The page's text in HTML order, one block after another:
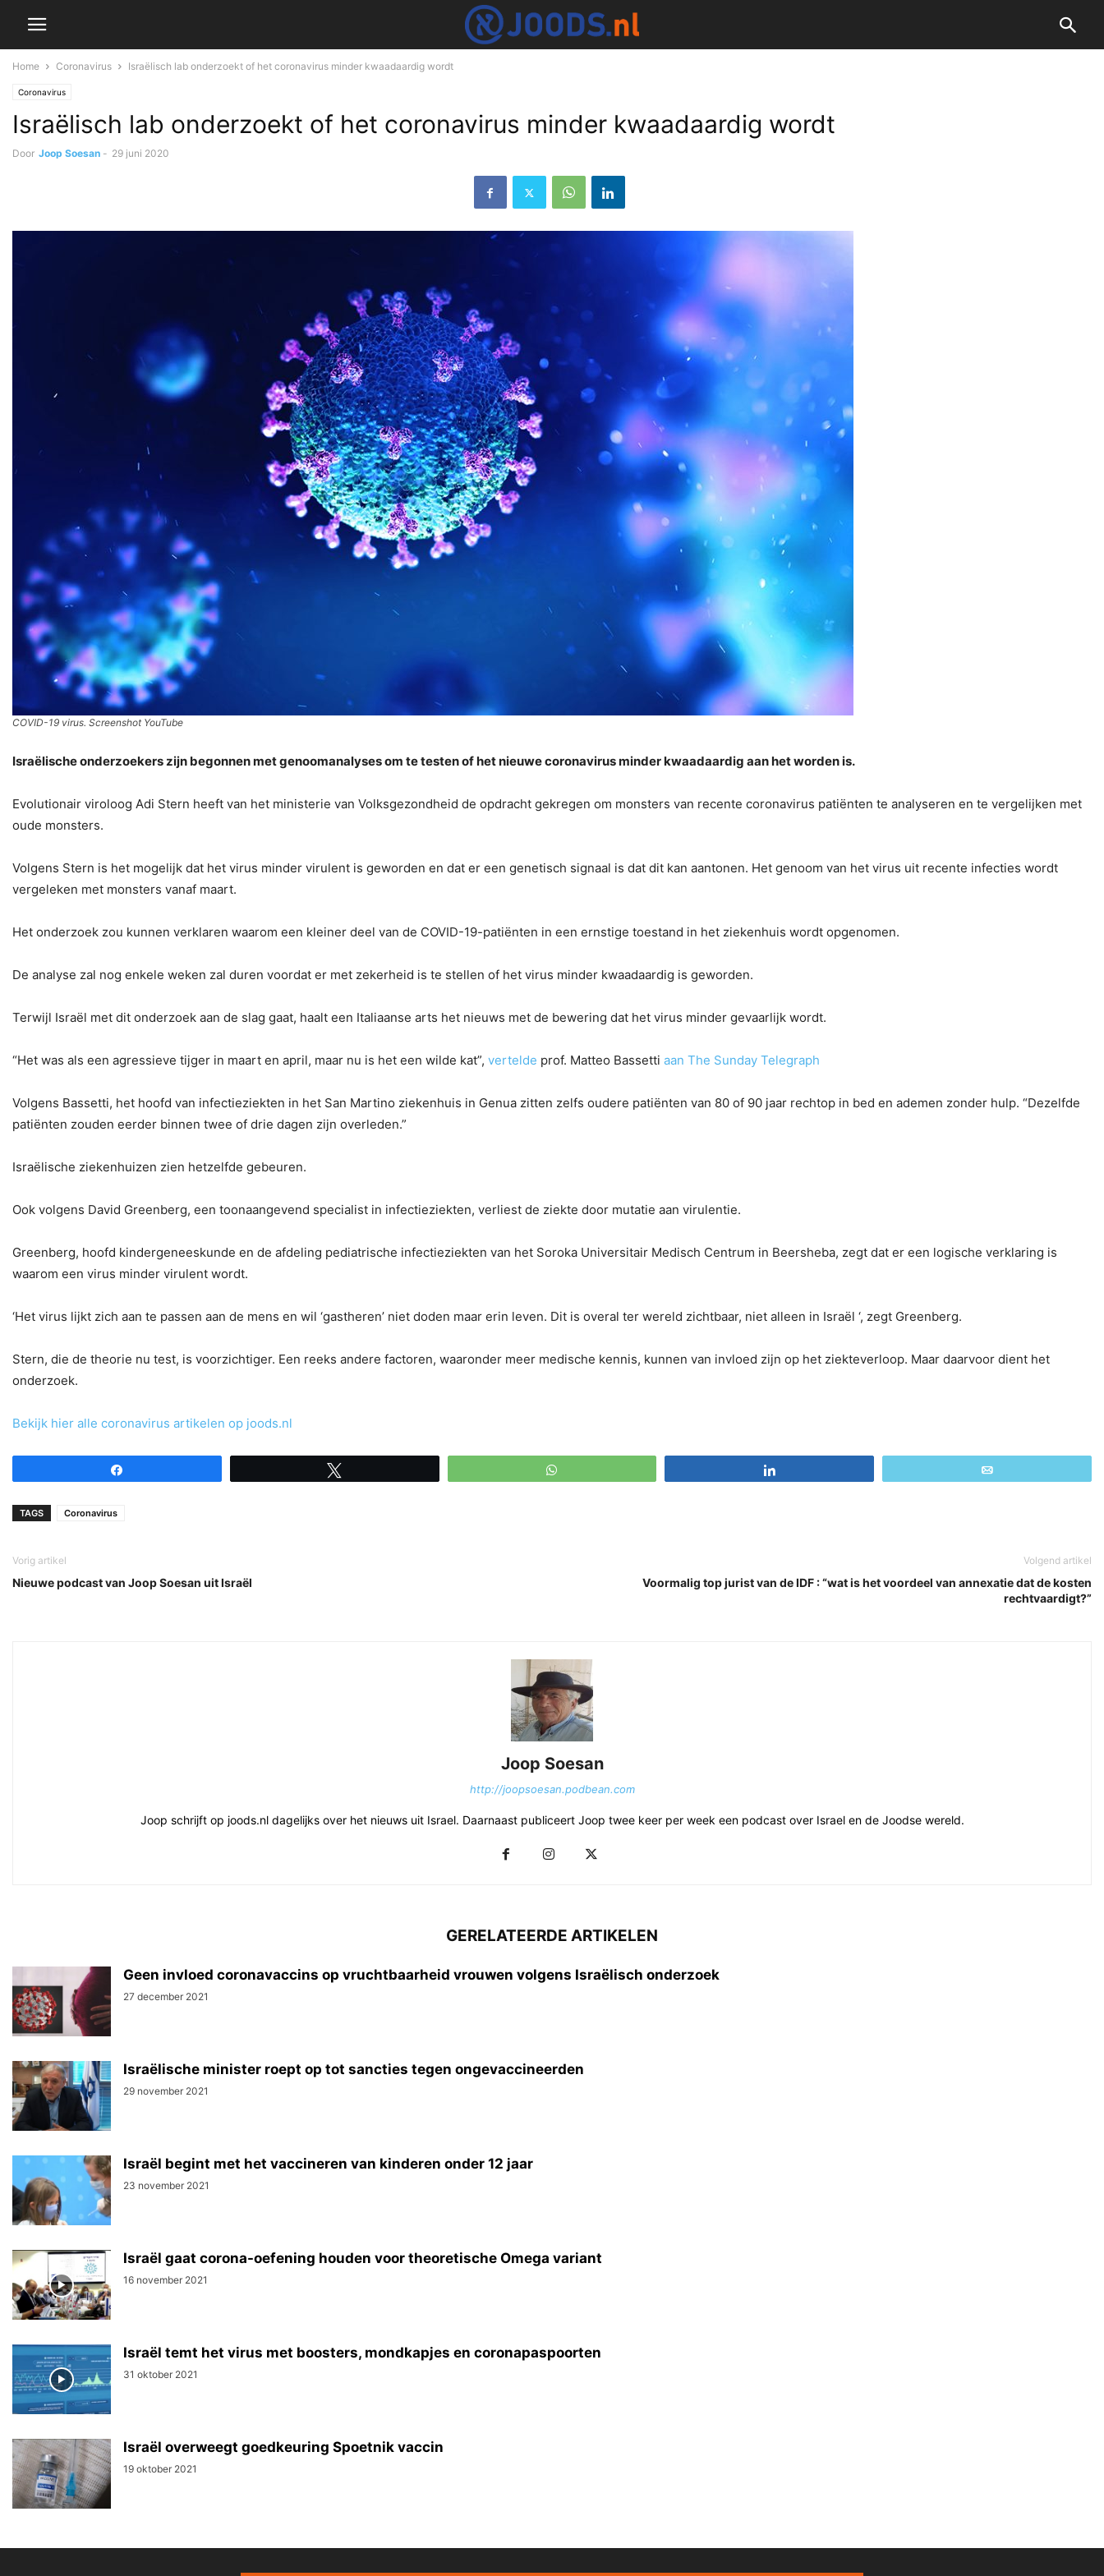
Home Coronavirus Israëlisch lab onderzoekt of het coronavirus minder kwaadaardig wordt
Coronavirus
Israëlisch lab onderzoekt of het coronavirus minder kwaadaardig wordt
Door Joop Soesan - 29 juni 2020
COVID-19 virus. Screenshot YouTube
Israëlische onderzoekers zijn begonnen met genoomanalyses om te testen of het nieuwe coronavirus minder kwaadaardig aan het worden is.
Evolutionair viroloog Adi Stern heeft van het ministerie van Volksgezondheid de opdracht gekregen om monsters van recente coronavirus patiënten te analyseren en te vergelijken met
oude monsters.
Volgens Stern is het mogelijk dat het virus minder virulent is geworden en dat er een genetisch signaal is dat dit kan aantonen. Het genoom van het virus uit recente infecties wordt
vergeleken met monsters vanaf maart.
Het onderzoek zou kunnen verklaren waarom een ​​kleiner deel van de COVID-19-patiënten in een ernstige toestand in het ziekenhuis wordt opgenomen.
De analyse zal nog enkele weken zal duren voordat er met zekerheid is te stellen of het virus minder kwaadaardig is geworden.
Terwijl Israël met dit onderzoek aan de slag gaat, haalt een Italiaanse arts het nieuws met de bewering dat het virus minder gevaarlijk wordt.
“Het was als een agressieve tijger in maart en april, maar nu is het een wilde kat”, vertelde prof. Matteo Bassetti aan The Sunday Telegraph
Volgens Bassetti, het hoofd van infectieziekten in het San Martino ziekenhuis in Genua zitten zelfs oudere patiënten van 80 of 90 jaar rechtop in bed en ademen zonder hulp. “Dezelfde
patiënten zouden eerder binnen twee of drie dagen zijn overleden.”
Israëlische ziekenhuizen zien hetzelfde gebeuren.
Ook volgens David Greenberg, een toonaangevend specialist in infectieziekten, verliest de ziekte door mutatie aan virulentie.
Greenberg, hoofd kindergeneeskunde en de afdeling pediatrische infectieziekten van het Soroka Universitair Medisch Centrum in Beersheba, zegt dat er een logische verklaring is
waarom een ​​virus minder virulent wordt.
‘Het virus lijkt zich aan te passen aan de mens en wil ‘gastheren’ niet doden maar erin leven. Dit is overal ter wereld zichtbaar, niet alleen in Israël ‘, zegt Greenberg.
Stern, die de theorie nu test, is voorzichtiger. Een reeks andere factoren, waaronder meer medische kennis, kunnen van invloed zijn op het ziekteverloop. Maar daarvoor dient het
onderzoek.
Bekijk hier alle coronavirus artikelen op joods.nl
TAGS Coronavirus
Vorig artikel
Nieuwe podcast van Joop Soesan uit Israël
Volgend artikel
Voormalig top jurist van de IDF : “wat is het voordeel van annexatie dat de kosten
rechtvaardigt?”
Joop Soesan
http://joopsoesan.podbean.com
Joop schrijft op joods.nl dagelijks over het nieuws uit Israel. Daarnaast publiceert Joop twee keer per week een podcast over Israel en de Joodse wereld.
GERELATEERDE ARTIKELEN
Geen invloed coronavaccins op vruchtbaarheid vrouwen volgens Israëlisch onderzoek
27 december 2021
Israëlische minister roept op tot sancties tegen ongevaccineerden
29 november 2021
Israël begint met het vaccineren van kinderen onder 12 jaar
23 november 2021
Israël gaat corona-oefening houden voor theoretische Omega variant
16 november 2021
Israël temt het virus met boosters, mondkapjes en coronapaspoorten
31 oktober 2021
Israël overweegt goedkeuring Spoetnik vaccin
19 oktober 2021